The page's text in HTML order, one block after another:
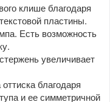
клише благодаря
пластины.
Есть возможность
увеличивает
благодаря
и ее симметричной